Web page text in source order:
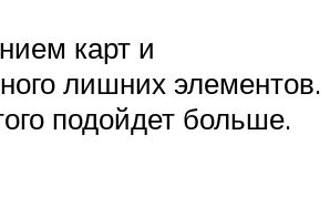
карт и
лишних элементов.
подойдет больше.